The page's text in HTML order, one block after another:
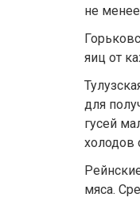
не
яиц от
для
гусей
холодов
мяса.